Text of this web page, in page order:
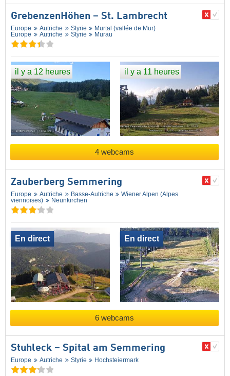
GrebenzenHöhen – St. Lambrecht
Europe Autriche Styrie
Murtal (vallée de Mur)
Europe
Autriche Styrie Murau
il y a 12 heures il y a 11 heures
4 webcams
Zauberberg Semmering
Europe Autriche Basse-Autriche
Wiener Alpen (Alpes
viennoises)
Neunkirchen
En direct En direct
6 webcams
Stuhleck – Spital am Semmering
Europe Autriche Styrie Hochsteiermark